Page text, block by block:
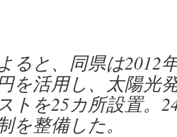
ると、同県は2012
を活用し、太陽光
トを25カ所設置。
を整備した。